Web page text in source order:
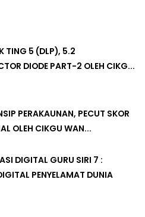
TING 5 (DLP), 5.2
DIODE PART-2 OLEH CIKG...
PERAKAUNAN, PECUT SKOR
OLEH CIKGU WAN...
DIGITAL GURU SIRI 7 :
PENYELAMAT DUNIA